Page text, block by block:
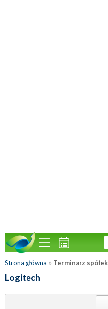
Strona główna » Terminarz spółek
Logitech